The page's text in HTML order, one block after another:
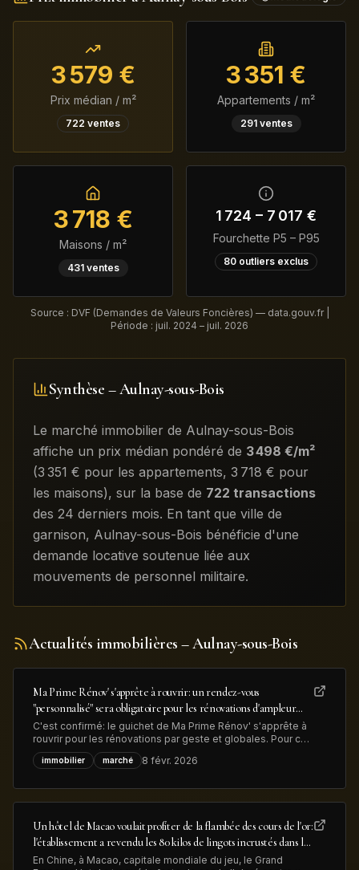
3 579 €
Prix médian / m²
722 ventes
3 351 €
Appartements / m²
291ventes
3 718 €
Maisons / m²
431ventes
1 724 – 7 017 €
Fourchette P5 – P95
80 outliers exclus
Source : DVF (Demandes de Valeurs Foncières) — data.gouv.fr |
Période : juil. 2024 – juil. 2026
Synthèse –Aulnay-sous-Bois
Le marché immobilier de Aulnay-sous-Bois
affiche un prix médian pondéré de 3 498 €/m²
(3 351 € pour les appartements, 3 718 € pour
les maisons), sur la base de 722 transactions
des 24 derniers mois. En tant que ville de
garnison, Aulnay-sous-Bois bénéficie d'une
demande locative soutenue liée aux
mouvements de personnel militaire.
Actualités immobilières – Aulnay-sous-Bois
Ma Prime Rénov' s'apprête à rouvrir: un rendez-vous
"personnalisé" sera obligatoire pour les rénovations d'ampleur
afin de lutter contre la fraude
C'est confirmé: le guichet de Ma Prime Rénov' s'apprête à
rouvrir pour les rénovations par geste et globales. Pour ces
dernières, "un rendez-vous personnalisé avec un
conseiller France Rénov' sera désormais obligatoire" avant
gouvernement, dans
immobilier marché 8 févr. 2026
Un hôtel de Macao voulait profiter de la flambée des cours de l'or:
l'établissement a revendu les 80 kilos de lingots incrustés dans le
sol de son hall d'entrée pour près de 13 millions de dollars
En Chine, à Macao, capitale mondiale du jeu, le Grand